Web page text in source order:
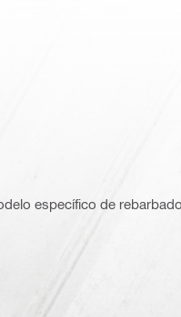
específico de